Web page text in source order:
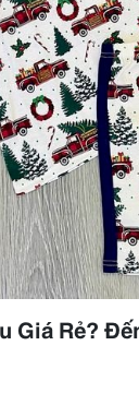
Giá Rẻ?